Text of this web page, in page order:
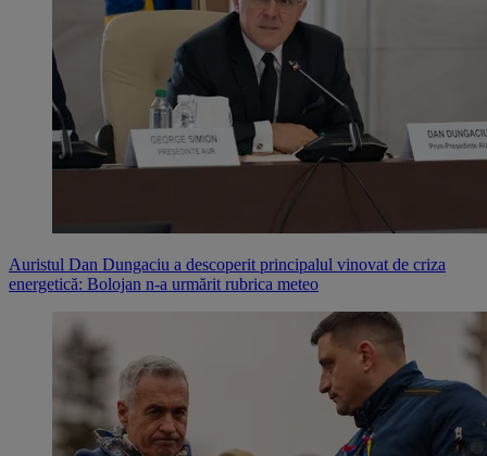
Auristul Dan Dungaciu a descoperit principalul vinovat de criza
energetică: Bolojan n-a urmărit rubrica meteo